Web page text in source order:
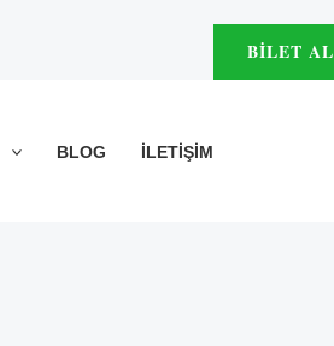
BILET AL
BLOG İLETIŞIM